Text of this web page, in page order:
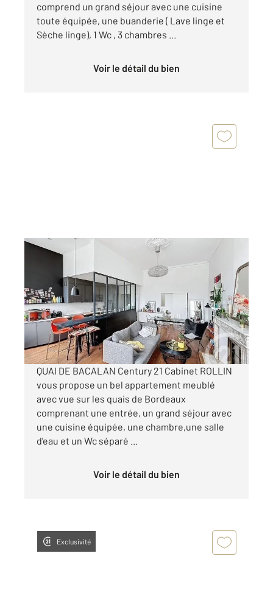
comprend un grand séjour avec une cuisine
toute équipée, une buanderie ( Lave linge et
Sèche linge), 1 Wc , 3 chambres ...
Voir le détail du bien
BORDEAUX 33
Ref : 26867
Appartement T3 à louer
1 775 €
par mois charges comprises
QUAI DE BACALAN Century 21 Cabinet ROLLIN
vous propose un bel appartement meublé
avec vue sur les quais de Bordeaux
comprenant une entrée, un grand séjour avec
une cuisine équipée, une chambre,une salle
d'eau et un Wc séparé ...
Voir le détail du bien
Exclusivité